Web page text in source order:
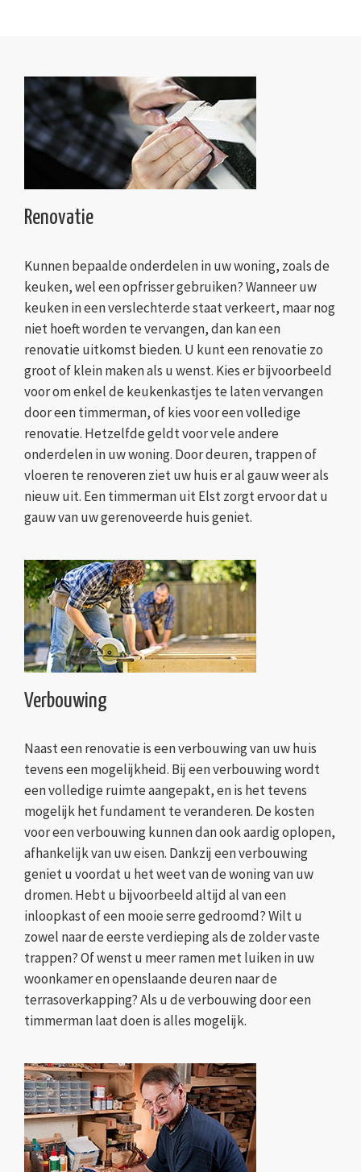
Renovatie
Kunnen bepaalde onderdelen in uw woning, zoals de
keuken, wel een opfrisser gebruiken? Wanneer uw
keuken in een verslechterde staat verkeert, maar nog
niet hoeft worden te vervangen, dan kan een
renovatie uitkomst bieden. U kunt een renovatie zo
groot of klein maken als u wenst. Kies er bijvoorbeeld
voor om enkel de keukenkastjes te laten vervangen
door een timmerman, of kies voor een volledige
renovatie. Hetzelfde geldt voor vele andere
onderdelen in uw woning. Door deuren, trappen of
vloeren te renoveren ziet uw huis er al gauw weer als
nieuw uit. Een timmerman uit Elst zorgt ervoor dat u
gauw van uw gerenoveerde huis geniet.
Verbouwing
Naast een renovatie is een verbouwing van uw huis
tevens een mogelijkheid. Bij een verbouwing wordt
een volledige ruimte aangepakt, en is het tevens
mogelijk het fundament te veranderen. De kosten
voor een verbouwing kunnen dan ook aardig oplopen,
afhankelijk van uw eisen. Dankzij een verbouwing
geniet u voordat u het weet van de woning van uw
dromen. Hebt u bijvoorbeeld altijd al van een
inloopkast of een mooie serre gedroomd? Wilt u
zowel naar de eerste verdieping als de zolder vaste
trappen? Of wenst u meer ramen met luiken in uw
woonkamer en openslaande deuren naar de
terrasoverkapping? Als u de verbouwing door een
timmerman laat doen is alles mogelijk.